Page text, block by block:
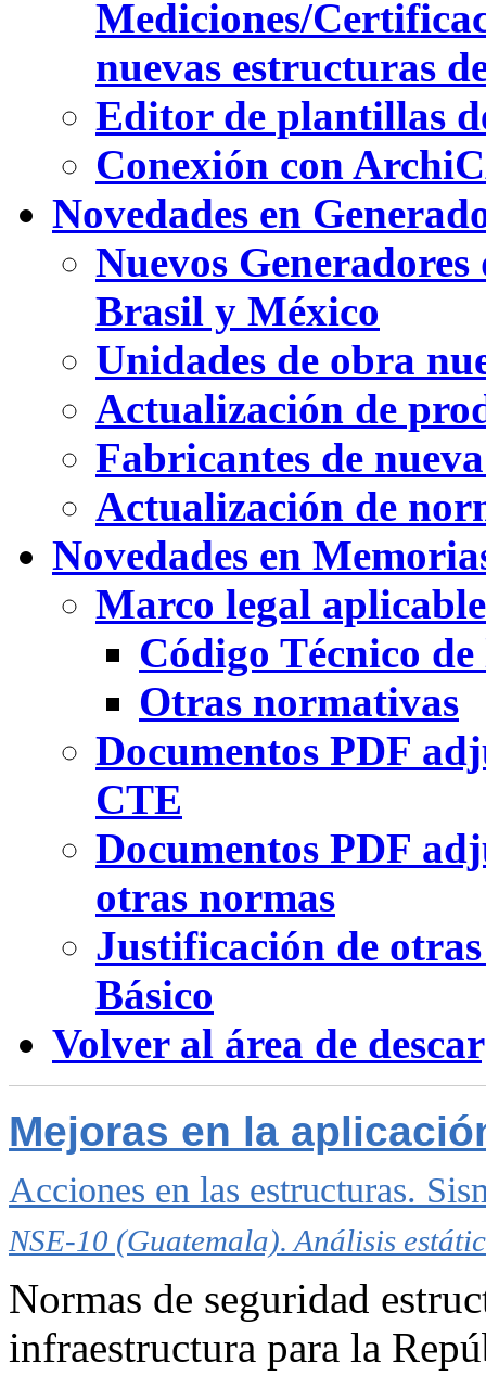
Mediciones/
nuevas estructuras
Editor de plantillas
Conexión con
Novedades en
Nuevos
Brasil y México
Unidades de obra
Actualización de
Fabricantes de
Actualización de
Novedades en
Marco legal aplicable
Código Técnico
Otras normativas
Documentos PDF
CTE
Documentos PDF
otras normas
Justificación de
Básico
Volver al área de
Mejoras en la
Acciones en las estructuras.
NSE-10 (Guatemala). Análisis
Normas de seguridad
infraestructura para la